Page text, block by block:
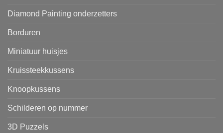
Diamond Painting onderzetters
Borduren
Miniatuur huisjes
Kruissteekkussens
Knoopkussens
Schilderen op nummer
3D Puzzels